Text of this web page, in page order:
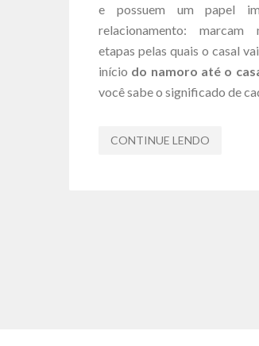
e possuem um papel
relacionamento: marcam
etapas pelas quais o casal
início do namoro até o
você sabe o significado de
CONTINUE LENDO